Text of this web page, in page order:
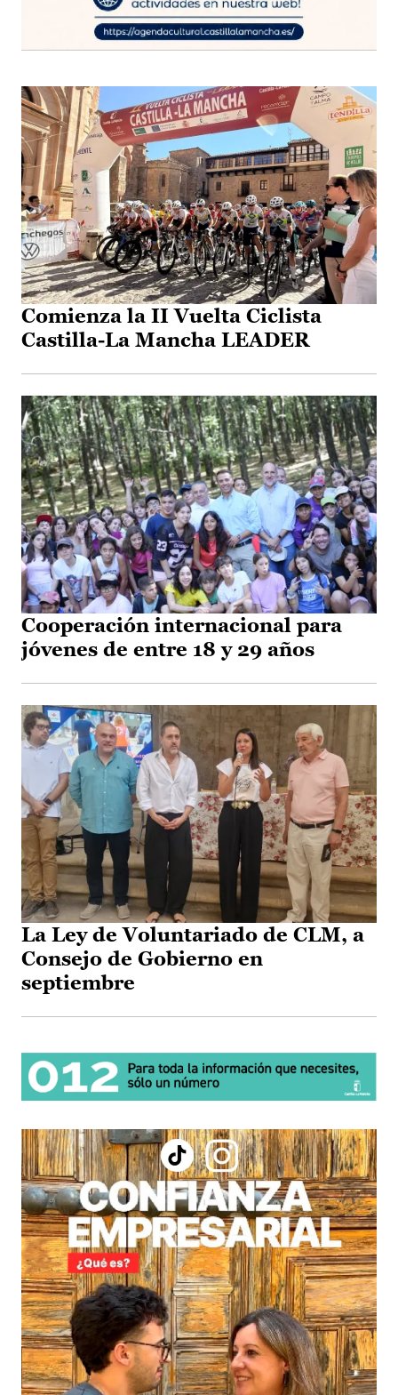
Comienza la II Vuelta Ciclista
Castilla-La Mancha LEADER
Cooperación internacional para
jóvenes de entre 18 y 29 años
La Ley de Voluntariado de CLM, a
Consejo de Gobierno en
septiembre